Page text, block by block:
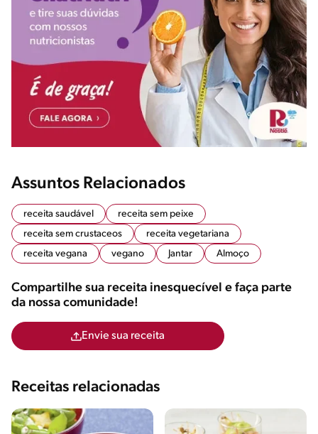
Assuntos Relacionados
receita saudável
receita sem peixe
receita sem crustaceos
receita vegetariana
receita vegana
vegano Jantar Almoço
Compartilhe sua receita inesquecível e faça parte
da nossa comunidade!
Envie sua receita
Receitas relacionadas